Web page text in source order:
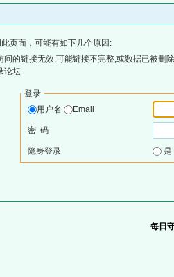
页面，可能有如下几个原因:
问的链接无效,可能链接不完整,或数据已被删
论坛
登录
用户名
Email
密 码
隐身登录
每日